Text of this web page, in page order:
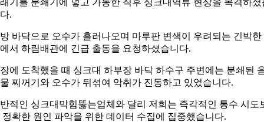
.
바닥으로 오수가 흘러나오며 마루판 변색이 우려되는 긴박한
서 하림배관에 긴급 출동을 요청하셨습니다.
에 도착했을 때 싱크대 하부장 바닥 하수구 주변에는 분쇄된
찌꺼기와 오수가 뒤섞여 악취가 진동하고 있었습니다.
적인 싱크대막힘뚫는업체와 달리 저희는 즉각적인 통수 시도
정확한 원인 파악을 위한 데이터 수집에 집중했습니다.